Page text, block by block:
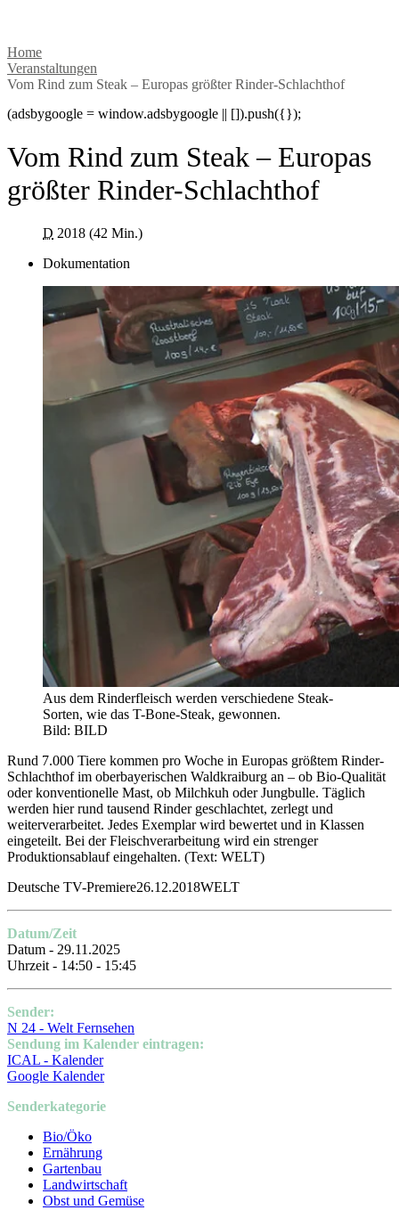
Home
Veranstaltungen
Vom Rind zum Steak – Europas größter Rinder-Schlachthof
(adsbygoogle = window.adsbygoogle || []).push({});
Vom Rind zum Steak – Europas
größter Rinder-Schlachthof
D 2018 (42 Min.)
Dokumentation
Aus dem Rinderfleisch werden verschiedene Steak-
Sorten, wie das T-Bone-Steak, gewonnen.
Bild: BILD
Rund 7.000 Tiere kommen pro Woche in Europas größtem Rinder-
Schlachthof im oberbayerischen Waldkraiburg an – ob Bio-Qualität
oder konventionelle Mast, ob Milchkuh oder Jungbulle. Täglich
werden hier rund tausend Rinder geschlachtet, zerlegt und
weiterverarbeitet. Jedes Exemplar wird bewertet und in Klassen
eingeteilt. Bei der Fleischverarbeitung wird ein strenger
Produktionsablauf eingehalten. (Text: WELT)
Deutsche TV-Premiere26.12.2018WELT
Datum/Zeit
Datum - 29.11.2025
Uhrzeit - 14:50 - 15:45
Sender:
N 24 - Welt Fernsehen
Sendung im Kalender eintragen:
ICAL - Kalender
Google Kalender
Senderkategorie
Bio/Öko
Ernährung
Gartenbau
Landwirtschaft
Obst und Gemüse